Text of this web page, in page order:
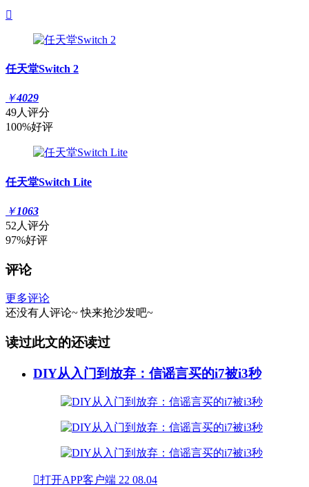

任天堂Switch 2
￥4029
49人评分
100%好评
任天堂Switch Lite
￥1063
52人评分
97%好评
评论
更多评论
还没有人评论~ 快来抢沙发吧~
读过此文的还读过
DIY从入门到放弃：信谣言买的i7被i3秒
打开APP客户端 22 08.04